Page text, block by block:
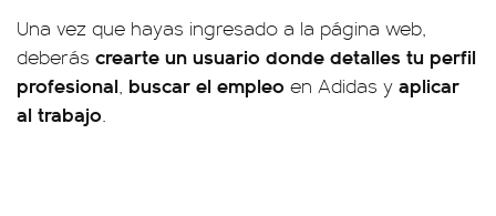
Una vez que hayas ingresado a la página web,
deberás crearte un usuario donde detalles tu perfil
profesional, buscar el empleo en Adidas y aplicar
al trabajo.